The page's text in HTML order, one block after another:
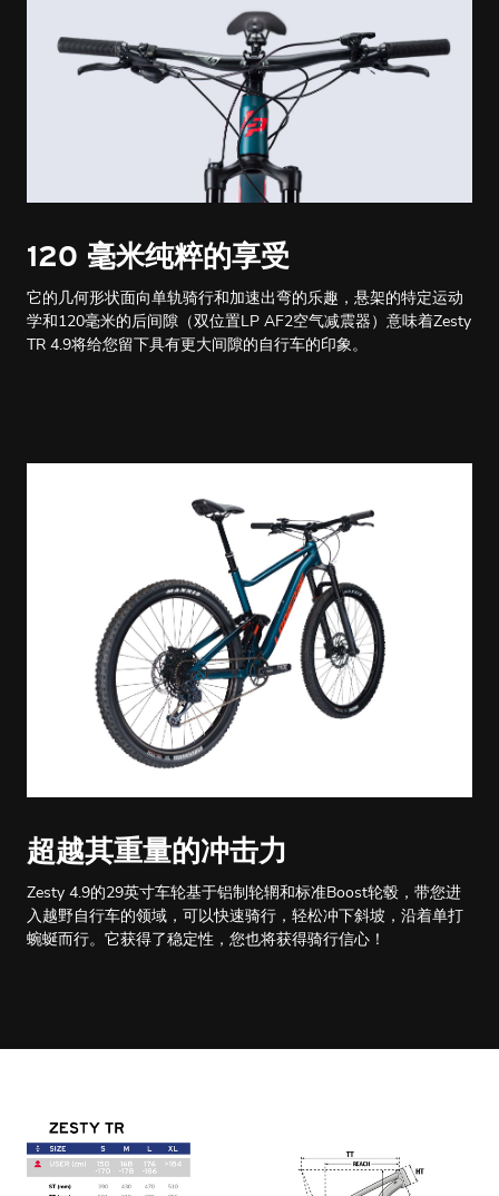
120 毫米纯粹的享受
它的几何形状面向单轨骑行和加速出弯的乐趣，悬架的特定运动
学和120毫米的后间隙（双位置LP AF2空气减震器）意味着Zesty
TR 4.9将给您留下具有更大间隙的自行车的印象。
超越其重量的冲击力
Zesty 4.9的29英寸车轮基于铝制轮辋和标准Boost轮毂，带您进
入越野自行车的领域，可以快速骑行，轻松冲下斜坡，沿着单打
蜿蜒而行。它获得了稳定性，您也将获得骑行信心！